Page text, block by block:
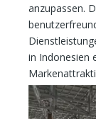
anzupassen.
in Indonesien